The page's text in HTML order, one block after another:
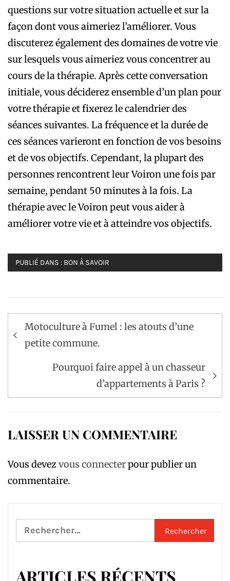
questions sur votre situation actuelle et sur la
façon dont vous aimeriez l’améliorer. Vous
discuterez également des domaines de votre vie
sur lesquels vous aimeriez vous concentrer au
cours de la thérapie. Après cette conversation
initiale, vous déciderez ensemble d’un plan pour
votre thérapie et fixerez le calendrier des
séances suivantes. La fréquence et la durée de
ces séances varieront en fonction de vos besoins
et de vos objectifs. Cependant, la plupart des
personnes rencontrent leur Voiron une fois par
semaine, pendant 50 minutes à la fois. La
thérapie avec le Voiron peut vous aider à
améliorer votre vie et à atteindre vos objectifs.
PUBLIÉ DANS : BON À SAVOIR
Navigation
de
l’article
Motoculture à Fumel : les atouts d’une
petite commune.
Pourquoi faire appel à un chasseur
d’appartements à Paris ?
LAISSER UN COMMENTAIRE
Vous devezvous connecterpour publier un
commentaire.
Rechercher :
ARTICLES RÉCENTS